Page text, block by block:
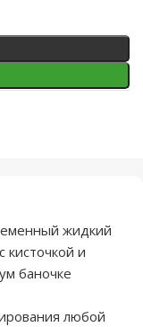
жидкий
кисточкой и
баночке
любой